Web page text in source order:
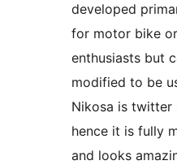
developed
for motor bike
enthusiasts but
modified to be
Nikosa is twitter
hence it is fully
and looks